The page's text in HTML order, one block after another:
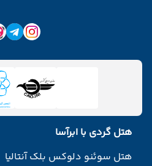
هتل گردی با ابرآسا
هتل سوئنو دلوکس بلک آنتالیا